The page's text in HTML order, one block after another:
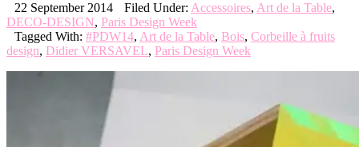
22 September 2014 Filed Under: Accessoires, Art de la Table,
DECO-DESIGN, Paris Design Week
Tagged With: #PDW14, Art de la Table, Bois, Corbeille à fruits
design, Didier VERSAVEL, Paris Design Week